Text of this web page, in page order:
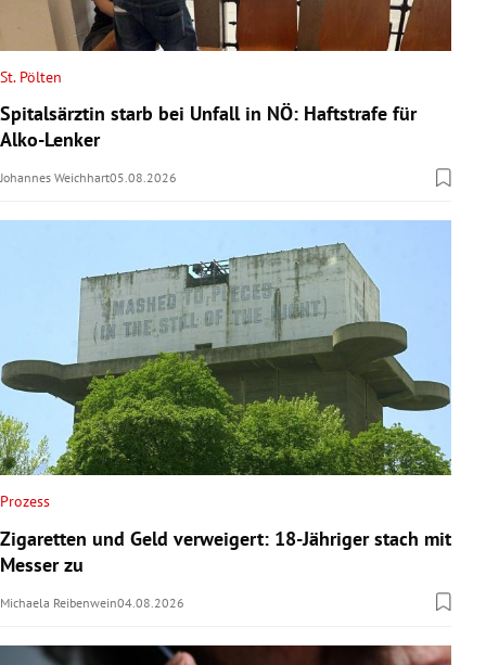
St. Pölten
Spitalsärztin starb bei Unfall in NÖ: Haftstrafe für
Alko-Lenker
Johannes Weichhart05.08.2026
Prozess
Zigaretten und Geld verweigert: 18-Jähriger stach mit
Messer zu
Michaela Reibenwein04.08.2026